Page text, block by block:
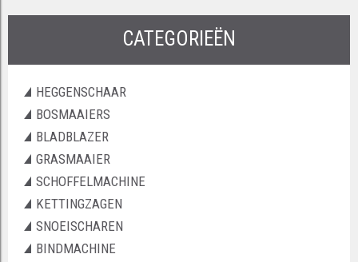
CATEGORIEËN
HEGGENSCHAAR
BOSMAAIERS
BLADBLAZER
GRASMAAIER
SCHOFFELMACHINE
KETTINGZAGEN
SNOEISCHAREN
BINDMACHINE